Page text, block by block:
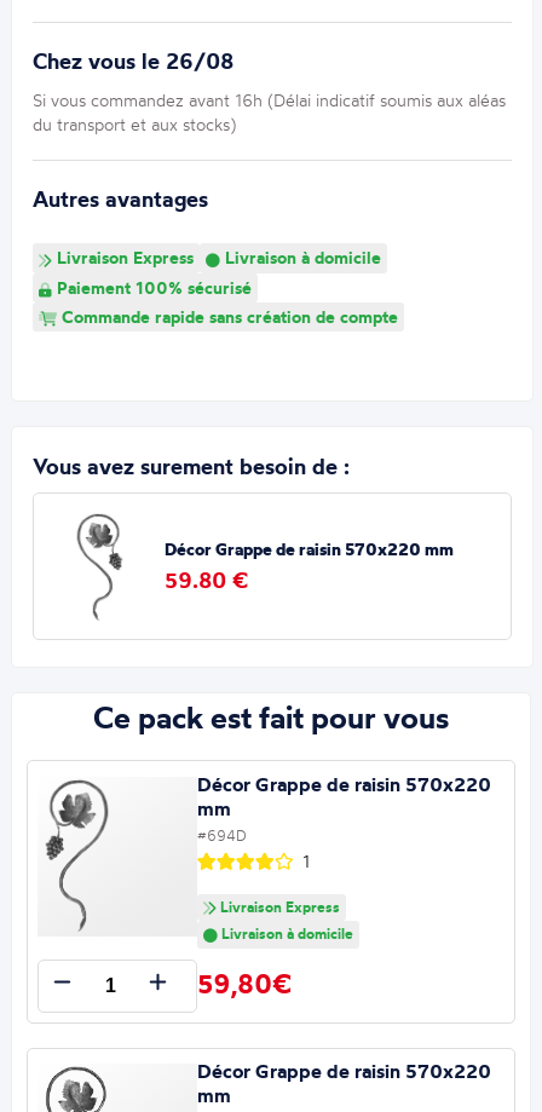
Chez vous le 26/08
Si vous commandez avant 16h (Délai indicatif soumis aux aléas
du transport et aux stocks)
Autres avantages
Livraison Express
Livraison à domicile
Paiement 100% sécurisé
Commande rapide sans création de compte
Vous avez surement besoin de :
Décor Grappe de raisin 570x220 mm
59.80 €
Ce pack est fait pour vous
Décor Grappe de raisin 570x220
mm
#694D
1
Livraison Express
Livraison à domicile
59,80€
Décor Grappe de raisin 570x220
mm